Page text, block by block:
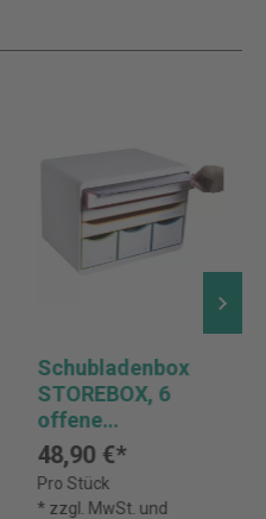
Schubladenbox
STOREBOX, 6
offene
Schubladen, Black
Office -
Weiss/Harlekin
48,90 €*
Pro Stück
* zzgl. MwSt. und